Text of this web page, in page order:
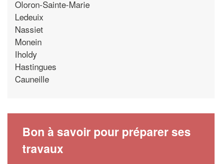
Oloron-Sainte-Marie
Ledeuix
Nassiet
Monein
Iholdy
Hastingues
Cauneille
Bon à savoir pour préparer ses
travaux